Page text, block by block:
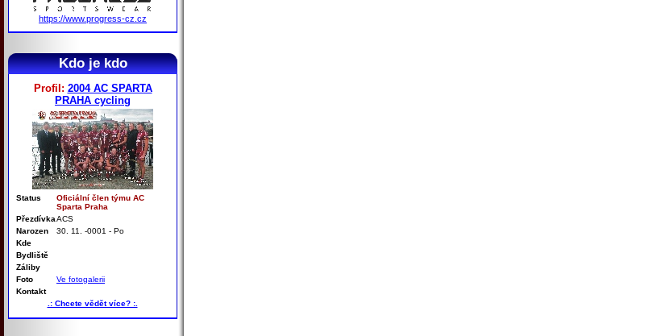
https://www.progress-cz.cz
Kdo je kdo
Profil: 2004 AC SPARTA
PRAHA cycling
Status
Oficiální člen týmu AC
Sparta Praha
PřezdívkaACS
Narozen
30. 11. -0001 - Po
Kde
Bydliště
Záliby
Foto
Ve fotogalerii
Kontakt
.: Chcete vědět více? :.